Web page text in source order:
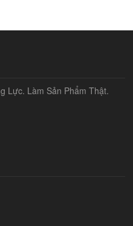
Lực. Làm Sản Phẩm Thật.